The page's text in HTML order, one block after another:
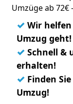
Umzüge ab 72€
✓ Wir
Umzug geht!
✓ Schnell &
erhalten!
✓ Finden
Umzug!